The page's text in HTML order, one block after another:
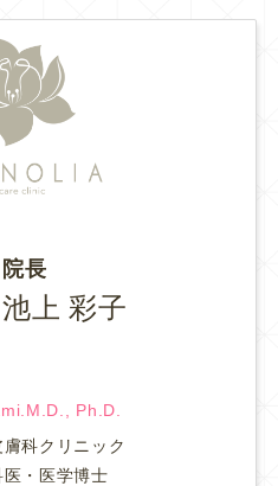
院長
池上 彩子
Ph.D.
科クリニック
・医学博士